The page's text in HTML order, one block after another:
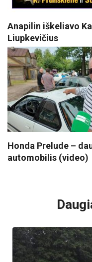
Anapilin iškeliavo
Liupkevičius
Honda Prelude –
automobilis (video)